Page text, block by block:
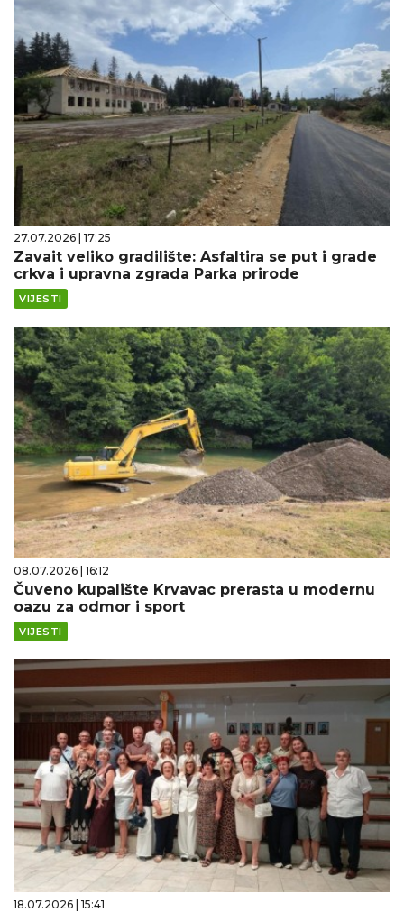
27.07.2026 | 17:25
Zavait veliko gradilište: Asfaltira se put i grade
crkva i upravna zgrada Parka prirode
VIJESTI
08.07.2026 | 16:12
Čuveno kupalište Krvavac prerasta u modernu
oazu za odmor i sport
VIJESTI
18.07.2026 | 15:41